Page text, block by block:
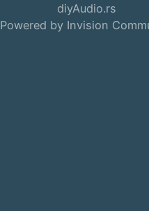
diyAudio.rs
Powered by Invision